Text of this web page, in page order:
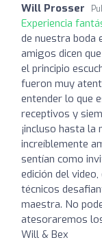
Will Prosser
Experiencia
de nuestra boda
amigos dicen
el principio
fueron muy
entender lo que
receptivos y
¡incluso hasta
increíblemente
sentían como
edición del
técnicos
maestra. No
atesoraremos
Will & Bex